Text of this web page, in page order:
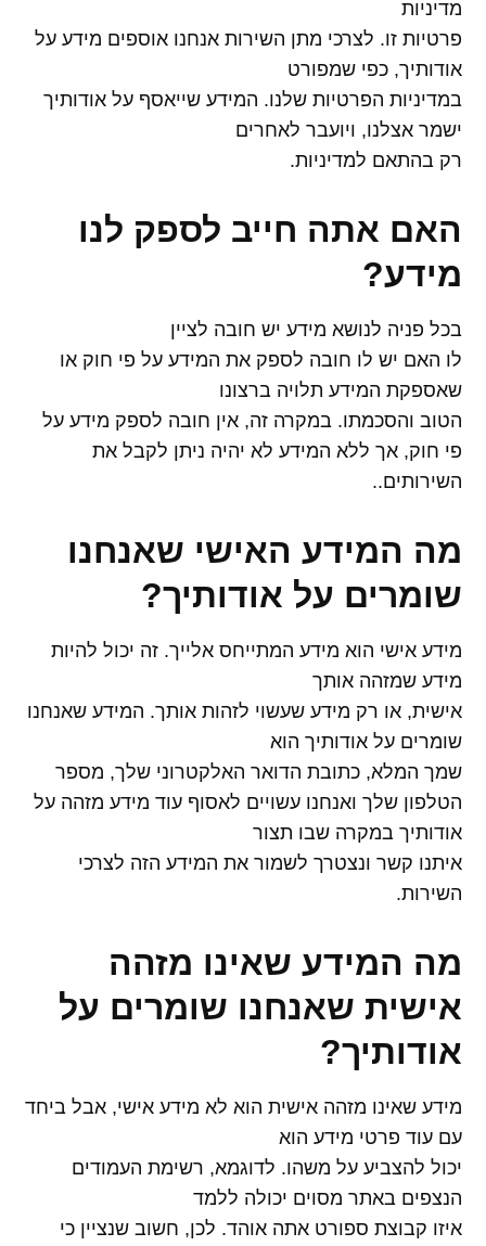
מדיניות
פרטיות זו. לצרכי מתן השירות אנחנו אוספים מידע על
אודותיך, כפי שמפורט
במדיניות הפרטיות שלנו. המידע שייאסף על אודותיך
ישמר אצלנו, ויועבר לאחרים
רק בהתאם למדיניות.
האם אתה חייב לספק לנו
מידע?
בכל פניה לנושא מידע יש חובה לציין
לו האם יש לו חובה לספק את המידע על פי חוק או
שאספקת המידע תלויה ברצונו
הטוב והסכמתו. במקרה זה, אין חובה לספק מידע על
פי חוק, אך ללא המידע לא יהיה ניתן לקבל את
השירותים..
מה המידע האישי שאנחנו
שומרים על אודותיך?
מידע אישי הוא מידע המתייחס אלייך. זה יכול להיות
מידע שמזהה אותך
אישית, או רק מידע שעשוי לזהות אותך. המידע שאנחנו
שומרים על אודותיך הוא
שמך המלא, כתובת הדואר האלקטרוני שלך, מספר
הטלפון שלך ואנחנו עשויים לאסוף עוד מידע מזהה על
אודותיך במקרה שבו תצור
איתנו קשר ונצטרך לשמור את המידע הזה לצרכי
השירות.
מה המידע שאינו מזהה
אישית שאנחנו שומרים על
אודותיך?
מידע שאינו מזהה אישית הוא לא מידע אישי, אבל ביחד
עם עוד פרטי מידע הוא
יכול להצביע על משהו. לדוגמא, רשימת העמודים
הנצפים באתר מסוים יכולה ללמד
איזו קבוצת ספורט אתה אוהד. לכן, חשוב שנציין כי